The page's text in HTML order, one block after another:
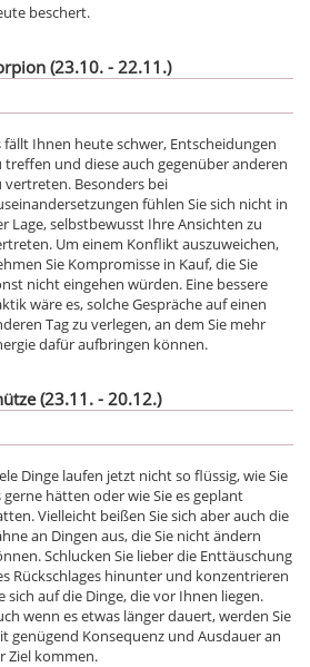
beschert.
(23.10. - 22.11.)
fällt Ihnen heute schwer, Entscheidungen
treffen und diese auch gegenüber anderen
vertreten. Besonders bei
fühlen Sie sich nicht in
Lage, selbstbewusst Ihre Ansichten zu
Um einem Konflikt auszuweichen,
Sie Kompromisse in Kauf, die Sie
nicht eingehen würden. Eine bessere
wäre es, solche Gespräche auf einen
Tag zu verlegen, an dem Sie mehr
dafür aufbringen können.
(23.11. - 20.12.)
Dinge laufen jetzt nicht so flüssig, wie Sie
gerne hätten oder wie Sie es geplant
Vielleicht beißen Sie sich aber auch die
an Dingen aus, die Sie nicht ändern
Schlucken Sie lieber die Enttäuschung
Rückschlages hinunter und konzentrieren
sich auf die Dinge, die vor Ihnen liegen.
wenn es etwas länger dauert, werden Sie
genügend Konsequenz und Ausdauer an
Ziel kommen.